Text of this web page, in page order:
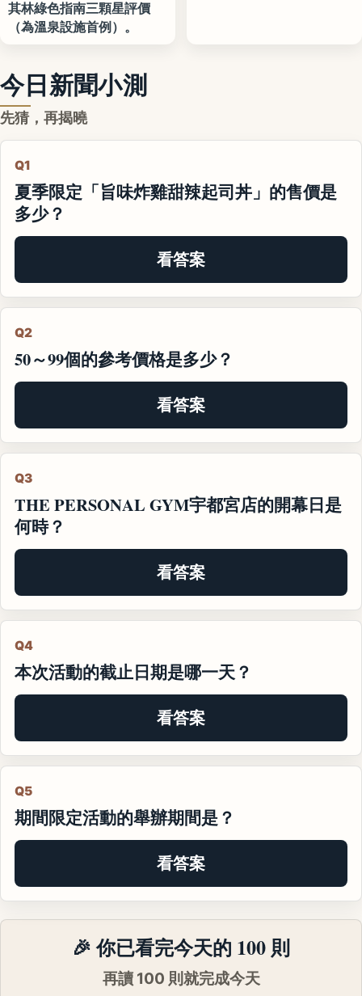
其林綠色指南三顆星評價
（為溫泉設施首例）。
今日新聞小測
先猜，再揭曉
Q1
夏季限定「旨味炸雞甜辣起司丼」的售價是
多少？
看答案
Q2
50～99個的參考價格是多少？
看答案
Q3
THE PERSONAL GYM宇都宮店的開幕日是
何時？
看答案
Q4
本次活動的截止日期是哪一天？
看答案
Q5
期間限定活動的舉辦期間是？
看答案
🎉 你已看完今天的 100 則
再讀 100 則就完成今天